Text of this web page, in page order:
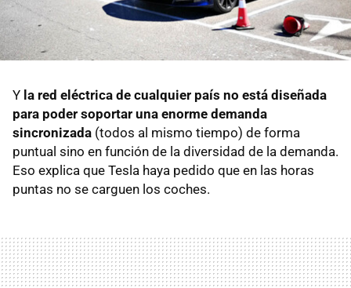
Y la red eléctrica de cualquier país no está diseñada
para poder soportar una enorme demanda
sincronizada (todos al mismo tiempo) de forma
puntual sino en función de la diversidad de la demanda.
Eso explica que Tesla haya pedido que en las horas
puntas no se carguen los coches.